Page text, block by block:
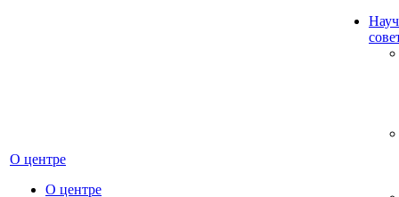
О центре
О центре